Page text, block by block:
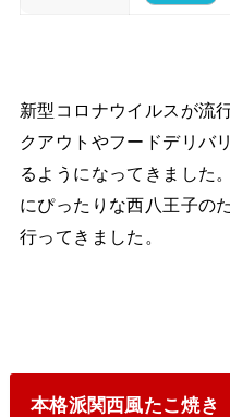
新型コロナウイルスが流
クアウトやフードデリバ
るようになってきました
にぴったりな西八王子の
行ってきました。
本格派関西風たこ焼き